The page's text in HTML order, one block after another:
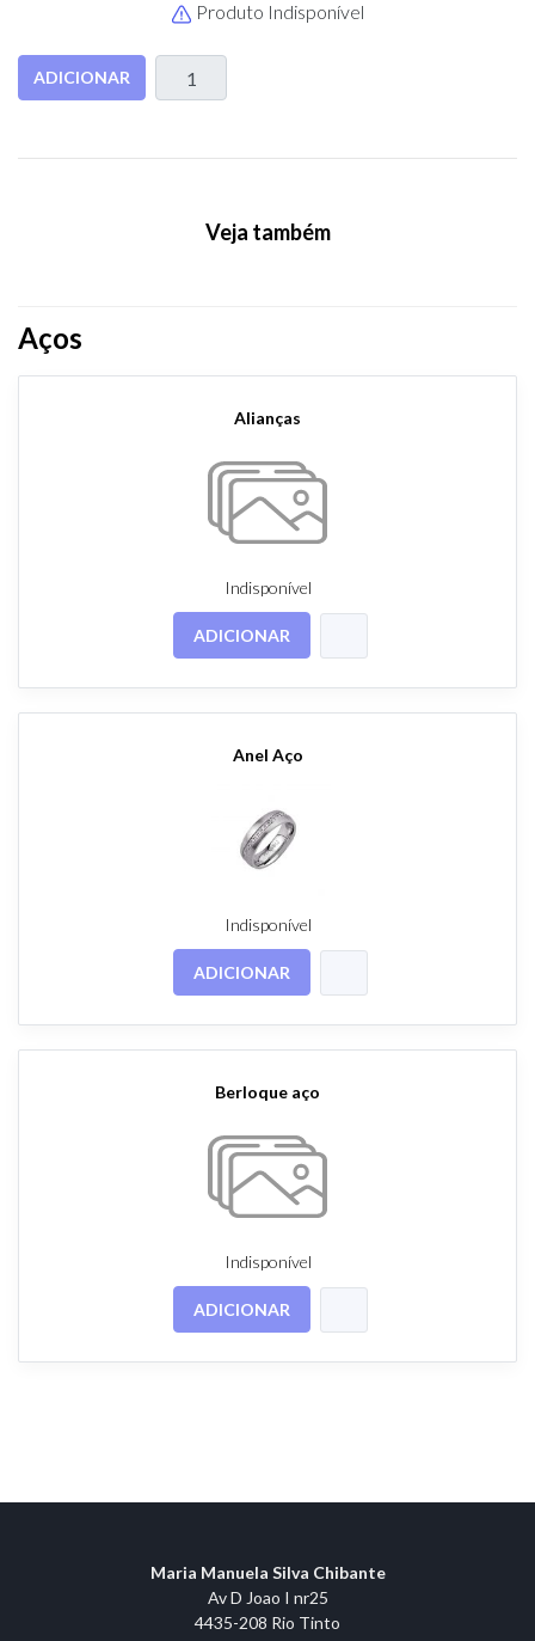
Produto Indisponível
ADICIONAR
Veja também
Aços
Alianças
Indisponível
ADICIONAR
Anel Aço
Indisponível
ADICIONAR
Berloque aço
Indisponível
ADICIONAR
Maria Manuela Silva Chibante
Av D Joao I nr25
4435-208 Rio Tinto